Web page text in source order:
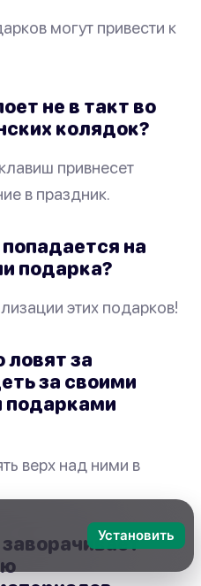
могут привести к
не в такт во
колядок?
привнесет
в праздник.
на
подарка?
этих подарков!
ловят за
за своими
подарками
верх над ними в
Установить